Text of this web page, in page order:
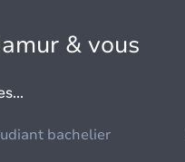
& vous
bachelier